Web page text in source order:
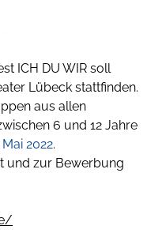
ICH DU WIR soll
Lübeck stattfinden.
aus allen
6 und 12 Jahre
Mai 2022.
und zur Bewerbung